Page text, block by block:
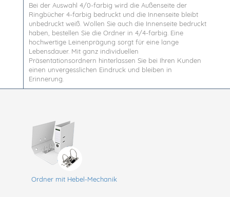
Bei der Auswahl 4/0-farbig wird die Außenseite der
Ringbücher 4-farbig bedruckt und die Innenseite bleibt
unbedruckt weiß. Wollen Sie auch die Innenseite bedruckt
haben, bestellen Sie die Ordner in 4/4-farbig. Eine
hochwertige Leinenprägung sorgt für eine lange
Lebensdauer. Mit ganz individuellen
Präsentationsordnern hinterlassen Sie bei Ihren Kunden
einen unvergesslichen Eindruck und bleiben in
Erinnerung.
Ordner mit Hebel-Mechanik